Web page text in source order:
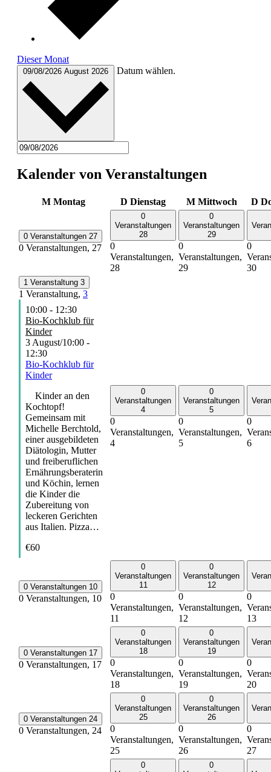
Dieser Monat
09/08/2026 August 2026 Datum wählen.
Kalender von Veranstaltungen
M Montag D Dienstag M Mittwoch D
0 Veranstaltungen 27
0 Veranstaltungen, 27
0
Veranstaltungen
28
0
Veranstaltungen,
28
0
Veranstaltungen
29
0
Veranstaltungen,
29
0
30
1 Veranstaltung 3
1 Veranstaltung, 3
10:00 - 12:30
Bio-Kochklub für
Kinder
3 August/10:00 -
12:30
Bio-Kochklub für
Kinder
Kinder an den
Kochtopf!
Gemeinsam mit
Michelle Berchtold,
einer ausgebildeten
Diätologin, Mutter
und freiberuflichen
Ernährungsberaterin
und Köchin, lernen
die Kinder die
Zubereitung von
leckeren Gerichten
aus Italien. Pizza…
€60
0
Veranstaltungen
4
0
Veranstaltungen,
4
0
Veranstaltungen
5
0
Veranstaltungen,
5
0
6
0 Veranstaltungen 10
0 Veranstaltungen, 10
0
Veranstaltungen
11
0
Veranstaltungen,
11
0
Veranstaltungen
12
0
Veranstaltungen,
12
0
13
0 Veranstaltungen 17
0 Veranstaltungen, 17
0
Veranstaltungen
18
0
Veranstaltungen,
18
0
Veranstaltungen
19
0
Veranstaltungen,
19
0
20
0 Veranstaltungen 24
0 Veranstaltungen, 24
0
Veranstaltungen
25
0
Veranstaltungen,
25
0
Veranstaltungen
26
0
Veranstaltungen,
26
0
27
0
0